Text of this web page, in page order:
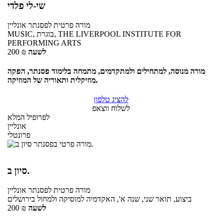
שי-לי פלדי
מורה פרטית לפסנתר אונליין
MUSIC, בוגרת, THE LIVERPOOL INSTITUTE FOR
PERFORMING ARTS
200 ₪ לשעה
מורה מנוסה, למתחילים ולמתקדמים, מתמחה בלימוד פסנתר, הפקה
מוזיקלית ותאוריה של המוזיקה.
להציג טלפון
לשלוח ווצאפ
לפרופיל המלא
אונליין
פרונטלי
סיון ב.
מורה פרטית לפסנתר אונליין
ביצוע, תואר שני, שנה א', האקדמיה למוסיקה ולמחול בירושלים
200 ₪ לשעה